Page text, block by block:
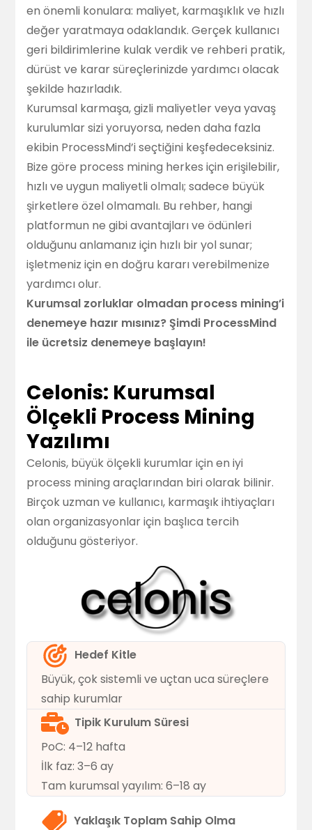
en önemli konulara: maliyet, karmaşıklık ve hızlı
değer yaratmaya odaklandık. Gerçek kullanıcı
geri bildirimlerine kulak verdik ve rehberi pratik,
dürüst ve karar süreçlerinizde yardımcı olacak
şekilde hazırladık.
Kurumsal karmaşa, gizli maliyetler veya yavaş
kurulumlar sizi yoruyorsa, neden daha fazla
ekibin ProcessMind’i seçtiğini keşfedeceksiniz.
Bize göre process mining herkes için erişilebilir,
hızlı ve uygun maliyetli olmalı; sadece büyük
şirketlere özel olmamalı. Bu rehber, hangi
platformun ne gibi avantajları ve ödünleri
olduğunu anlamanız için hızlı bir yol sunar;
işletmeniz için en doğru kararı verebilmenize
yardımcı olur.
Kurumsal zorluklar olmadan process mining’i
denemeye hazır mısınız? Şimdi ProcessMind
ile ücretsiz denemeye başlayın!
Celonis: Kurumsal
Ölçekli Process Mining
Yazılımı
Celonis, büyük ölçekli kurumlar için en iyi
process mining araçlarından biri olarak bilinir.
Birçok uzman ve kullanıcı, karmaşık ihtiyaçları
olan organizasyonlar için başlıca tercih
olduğunu gösteriyor.
Hedef Kitle
Büyük, çok sistemli ve uçtan uca süreçlere
sahip kurumlar
Tipik Kurulum Süresi
PoC: 4–12 hafta
İlk faz: 3–6 ay
Tam kurumsal yayılım: 6–18 ay
Yaklaşık Toplam Sahip Olma